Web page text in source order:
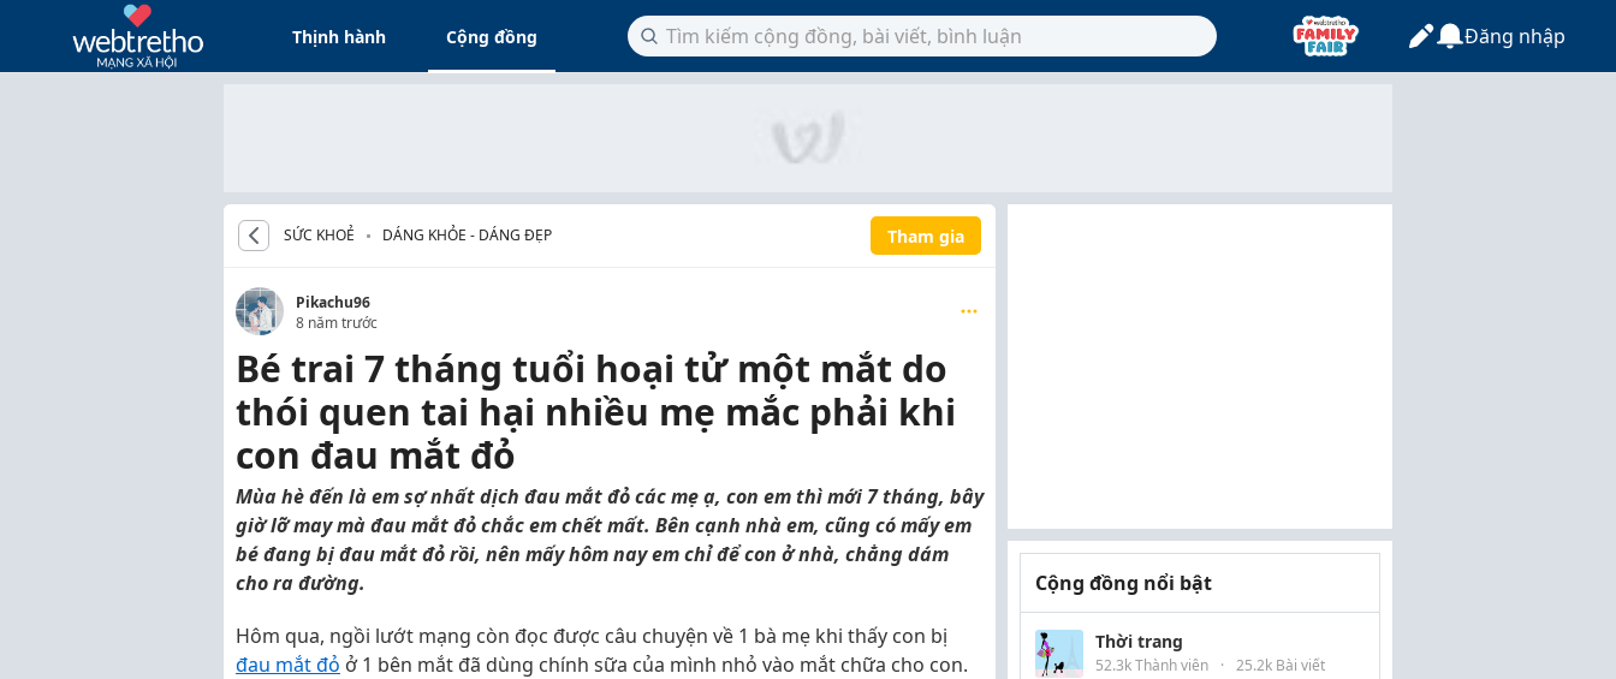
Thịnh hành Cộng đồng Đăng nhập
SỨC KHOẺ DÁNG KHỎE - DÁNG ĐẸP Tham gia
Pikachu96
8 năm trước
Bé trai 7 tháng tuổi hoại tử một mắt do
thói quen tai hại nhiều mẹ mắc phải khi
con đau mắt đỏ
Mùa hè đến là em sợ nhất dịch đau mắt đỏ các mẹ ạ, con em thì mới 7 tháng, bây
giờ lỡ may mà đau mắt đỏ chắc em chết mất. Bên cạnh nhà em, cũng có mấy em
bé đang bị đau mắt đỏ rồi, nên mấy hôm nay em chỉ để con ở nhà, chẳng dám
cho ra đường.
Hôm qua, ngồi lướt mạng còn đọc được câu chuyện về 1 bà mẹ khi thấy con bị
đau mắt đỏ ở 1 bên mắt đã dùng chính sữa của mình nhỏ vào mắt chữa cho con.
Cộng đồng nổi bật
Thời trang
52.3k Thành viên · 25.2k Bài viết